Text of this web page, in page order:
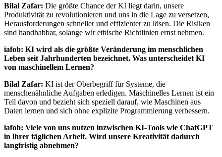
Bilal Zafar: Die größte Chance der KI liegt darin, unsere
Produktivität zu revolutionieren und uns in die Lage zu versetzen,
Herausforderungen schneller und effizienter zu lösen. Die Risiken
sind handhabbar, solange wir ethische Richtlinien ernst nehmen.
iafob: KI wird als die größte Veränderung im menschlichen
Leben seit Jahrhunderten bezeichnet. Was unterscheidet KI
von maschinellem Lernen?
Bilal Zafar: KI ist der Oberbegriff für Systeme, die
menschenähnliche Aufgaben erledigen. Maschinelles Lernen ist ein
Teil davon und bezieht sich speziell darauf, wie Maschinen aus
Daten lernen und sich ohne explizite Programmierung verbessern.
iafob: Viele von uns nutzen inzwischen KI-Tools wie ChatGPT
in ihrer täglichen Arbeit. Wird unsere Kreativität dadurch
langfristig abnehmen?